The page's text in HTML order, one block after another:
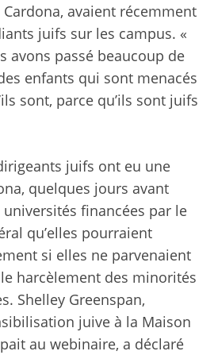
Cardona, avaient récemment
juifs sur les campus. «
avons passé beaucoup de
enfants qui sont menacés
sont, parce qu’ils sont juifs
juifs ont eu une
quelques jours avant
universités financées par le
qu’elles pourraient
si elles ne parvenaient
harcèlement des minorités
Shelley Greenspan,
juive à la Maison
au webinaire, a déclaré